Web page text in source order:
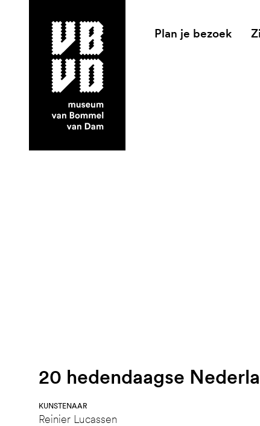
museum van Bommel van Dam
Plan je bezoek
20 hedendaagse
KUNSTENAAR
Reinier Lucassen